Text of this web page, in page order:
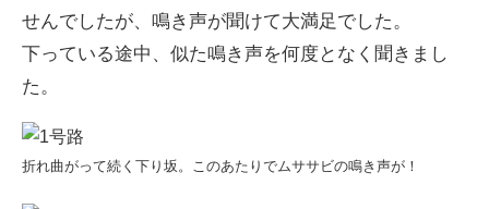
せんでしたが、鳴き声が聞けて大満足でした。
下っている途中、似た鳴き声を何度となく聞きまし
た。
折れ曲がって続く下り坂。このあたりでムササビの鳴き声が！